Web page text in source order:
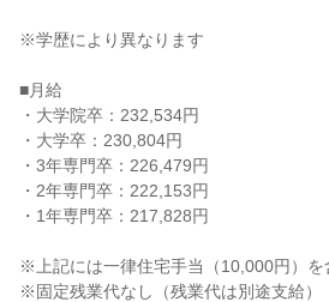
※学歴により異なります
■月給
・大学院卒：232,534円
・大学卒：230,804円
・3年専門卒：226,479円
・2年専門卒：222,153円
・1年専門卒：217,828円
※上記には一律住宅手当（10,000円）を
※固定残業代なし（残業代は別途支給）